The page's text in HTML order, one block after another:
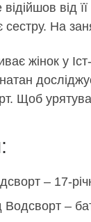
від
сестру. На
жінок у
Щоб
– 17-
–